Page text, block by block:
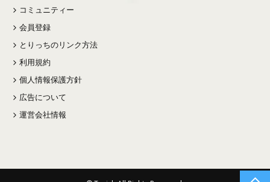
コミュニティー
会員登録
とりっちのリンク方法
利用規約
個人情報保護方針
広告について
運営会社情報